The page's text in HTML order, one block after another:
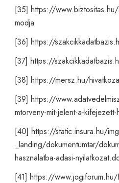
[35] https://
modja
[36] https://
[37] https://
[38] https://mersz.hu/
[39] https://
mtorveny-mit-jelent-a-
[40] https://static.insura.hu/
_landing/dokumentumtar/
hasznalatba-adasi-
[41] https://